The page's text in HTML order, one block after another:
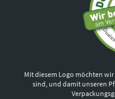
Mit diesem Logo möchten
sind, und damit unseren